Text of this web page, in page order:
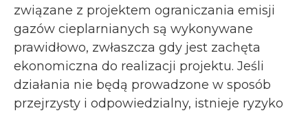
związane z projektem ograniczania emisji
gazów cieplarnianych są wykonywane
prawidłowo, zwłaszcza gdy jest zachęta
ekonomiczna do realizacji projektu. Jeśli
działania nie będą prowadzone w sposób
przejrzysty i odpowiedzialny, istnieje ryzyko